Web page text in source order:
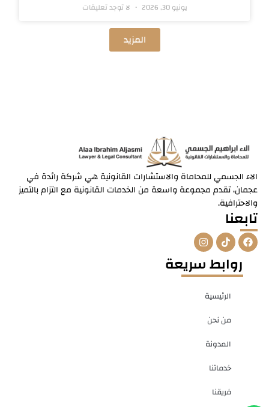
يونيو 30, 2026 لا توجد تعليقات
المزيد
الاء الجسمي للمحاماة والاستشارات القانونية هي شركة رائدة في
عجمان، تقدم مجموعة واسعة من الخدمات القانونية مع التزام بالتميز
والاحترافية.
تابعنا
F
a
c
b
T
i
k
t
o
I
n
s
t
a
روابط سريعة
الرئيسية
من نحن
المدونة
خدماتنا
فريقنا